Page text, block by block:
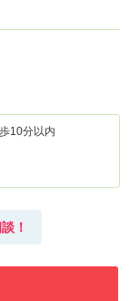
10分以内
！